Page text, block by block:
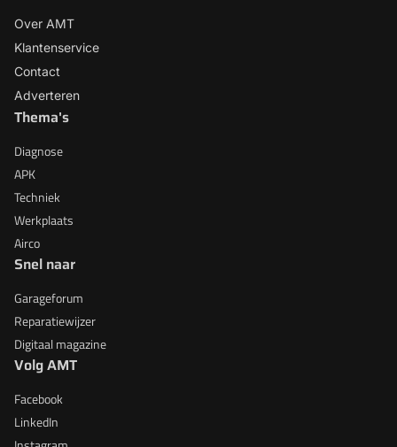
Over AMT
Klantenservice
Contact
Adverteren
Thema's
Diagnose
APK
Techniek
Werkplaats
Airco
Snel naar
Garageforum
Reparatiewijzer
Digitaal magazine
Volg AMT
Facebook
LinkedIn